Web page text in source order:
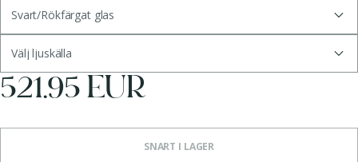
Svart/Rökfärgat glas
Välj ljuskälla
521.95 EUR
SNART I LAGER